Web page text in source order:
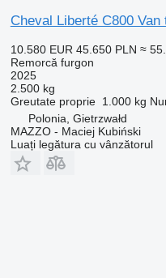
Cheval Liberté C800
10.580 EUR 45.650 PLN ≈
Remorcă furgon
2025
2.500 kg
Greutate proprie 1.000 kg
Polonia, Gietrzwałd
MAZZO - Maciej Kubiński
Luați legătura cu vânzătorul